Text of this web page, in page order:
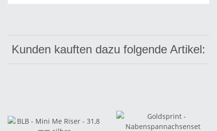
Kunden kauften dazu folgende Artikel: